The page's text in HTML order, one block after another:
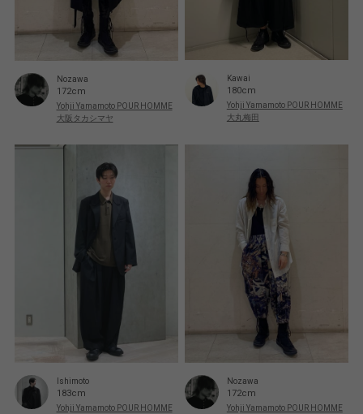
Nozawa
172cm
Yohji Yamamoto POUR HOMME
大阪タカシマヤ
Kawai
180cm
Yohji Yamamoto POUR HOMME
大丸梅田
Ishimoto
183cm
Yohji Yamamoto POUR HOMME
Nozawa
172cm
Yohji Yamamoto POUR HOMME